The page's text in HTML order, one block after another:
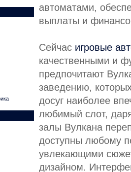
автоматами,
выплаты и
Сейчас игровые
качественными и
предпочитают
заведению,
досуг наиболее
любимый слот,
залы Вулкана
доступны любому
увлекающими
дизайном.